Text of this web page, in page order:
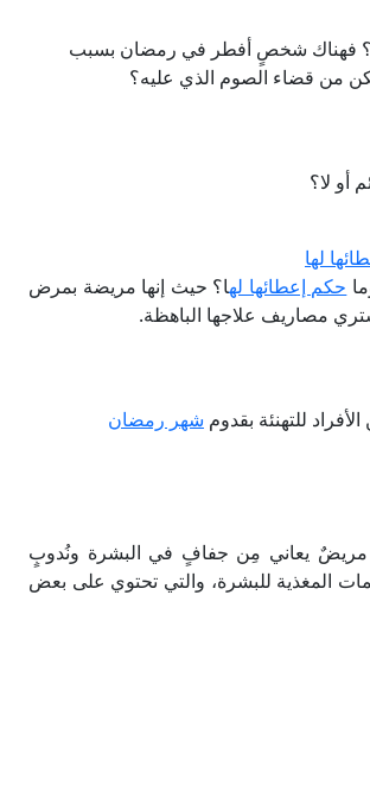
فهناك شخصٍ أفطر في رمضان بسبب
من قضاء الصوم الذي عليه؟
أو لا؟
لها
حكم إعطائها لها؟ حيث إنها مريضة بمرض
مصاريف علاجها الباهظة.
للتهنئة بقدوم شهر رمضان
مريضٌ يعاني مِن جفافٍ في البشرة ونُدوبٍ
المغذية للبشرة، والتي تحتوي على بعض